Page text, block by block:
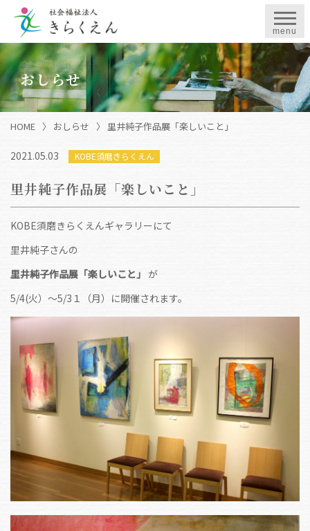
menu
おしらせ
HOME 〉 おしらせ 〉 里井純子作品展「楽しいこと」
2021.05.03 KOBE須磨きらくえん
里井純子作品展「楽しいこと」
KOBE須磨きらくえんギャラリーにて
里井純子さんの
里井純子作品展「楽しいこと」 が
5/4(火）〜5/3１（月）に開催されます。